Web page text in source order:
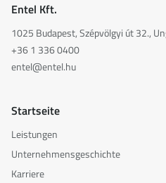
Entel Kft.
1025 Budapest, Szépvölgyi út 32.,
+36 1 336 0400
entel@entel.hu
Startseite
Leistungen
Unternehmensgeschichte
Karriere